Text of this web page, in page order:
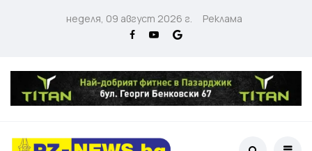
неделя, 09 август 2026 г. Реклама